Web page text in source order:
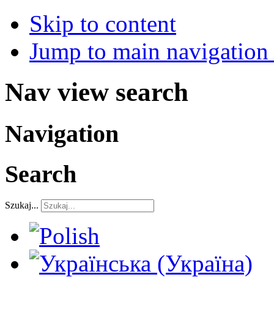
Skip to content
Jump to main
Nav view search
Navigation
Search
Szukaj...